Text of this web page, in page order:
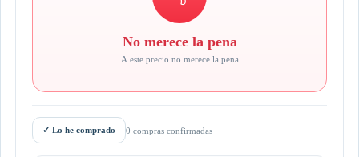
No merece la pena
A este precio no merece la pena
✓ Lo he comprado 0 compras confirmadas